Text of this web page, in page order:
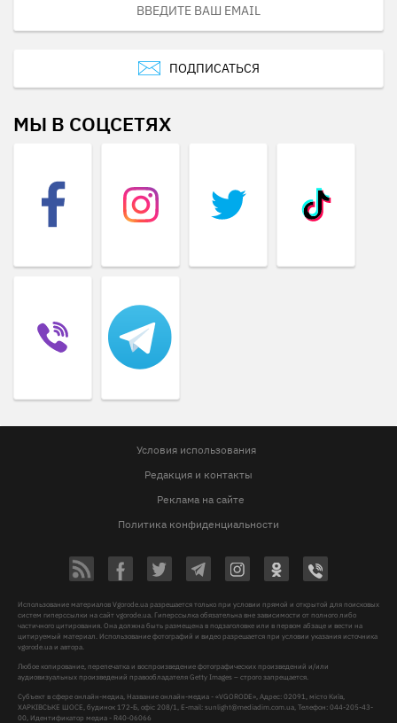
ПОДПИСАТЬСЯ
МЫ В СОЦСЕТЯХ
Условия использования
Редакция и контакты
Реклама на сайте
Политика конфиденциальности
Использование материалов Vgorode.ua разрешается только при условии прямой и открытой для поисковых
систем гиперссылки на сайт vgorode.ua. Гиперссылка обязательна вне зависимости от полного либо
частичного цитирования. Она должна быть размещена в подзаголовке или в первом абзаце и вести на
цитируемый материал. Использование фотографий и видео разрешается при условии указания источника
vgorode.ua и автора.
Любое копирование, перепечатка и воспроизведение фотографических произведений и/или
аудиовизуальных произведений правообладателя Getty Images – строго запрещается.
Субъект в сфере онлайн-медиа, Название онлайн-медиа - «VGORODE», Адрес: 02091, місто Київ,
ХАРКІВСЬКЕ ШОСЕ, будинок 172-Б, офіс 208/1, E-mail:sunlight@mediadim.com.ua , Телефон: 044-205-43-
00, Идентификатор медиа - R40-06066